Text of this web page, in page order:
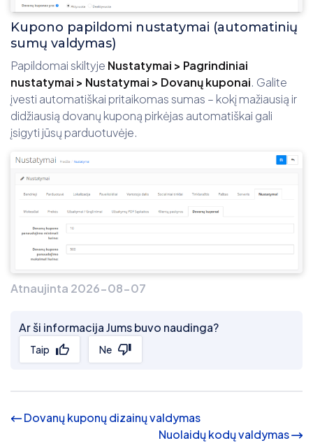
Kupono papildomi nustatymai (automatinių
sumų valdymas)
Papildomai skiltyje Nustatymai > Pagrindiniai
nustatymai > Nustatymai > Dovanų kuponai. Galite
įvesti automatiškai pritaikomas sumas – kokį mažiausią ir
didžiausią dovanų kuponą pirkėjas automatiškai gali
įsigyti jūsų parduotuvėje.
Atnaujinta 2026-08-07
Ar ši informacija Jums buvo naudinga?
Taip Ne
Dovanų kuponų dizainų valdymas
Nuolaidų kodų valdymas